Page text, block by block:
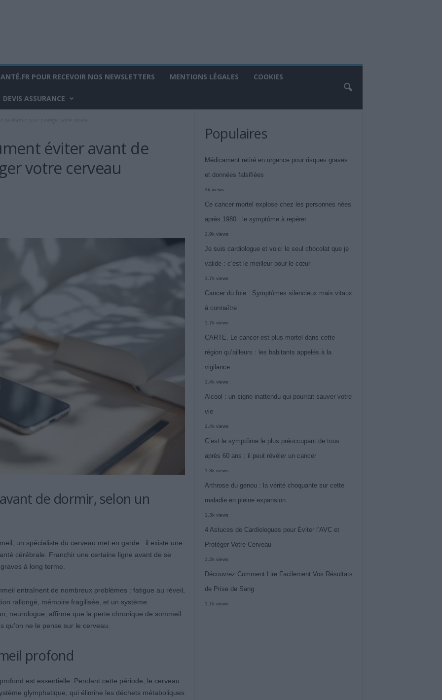
POUR RECEVOIR NOS NEWSLETTERS MENTIONS LÉGALES COOKIES
DEVIS ASSURANCE
éviter avant de
votre cerveau
de dormir, selon un
un spécialiste du cerveau met en garde : il existe une
cérébrale. Franchir une certaine ligne avant de se
à long terme.
entraînent de nombreux problèmes : fatigue au réveil,
rallongé, mémoire fragilisée, et un système
neurologue, affirme que la perte chronique de sommeil
ne le pense sur le cerveau.
profond
est essentielle. Pendant cette période, le cerveau
glymphatique, qui élimine les déchets métaboliques
Populaires
Médicament retiré en urgence pour risques graves
et données falsifiées
3k views
Ce cancer mortel explose chez les personnes nées
après 1980 : le symptôme à repérer
1.9k views
Je suis cardiologue et voici le seul chocolat que je
valide : c’est le meilleur pour le cœur
1.7k views
Cancer du foie : Symptômes silencieux mais vitaux
à connaître
1.7k views
CARTE. Le cancer est plus mortel dans cette
région qu’ailleurs : les habitants appelés à la
vigilance
1.4k views
Alcool : un signe inattendu qui pourrait sauver votre
vie
1.4k views
C’est le symptôme le plus préoccupant de tous
après 60 ans : il peut révéler un cancer
1.3k views
Arthrose du genou : la vérité choquante sur cette
maladie en pleine expansion
1.3k views
4 Astuces de Cardiologues pour Éviter l’AVC et
Protéger Votre Cerveau
1.2k views
Découvrez Comment Lire Facilement Vos Résultats
de Prise de Sang
1.1k views